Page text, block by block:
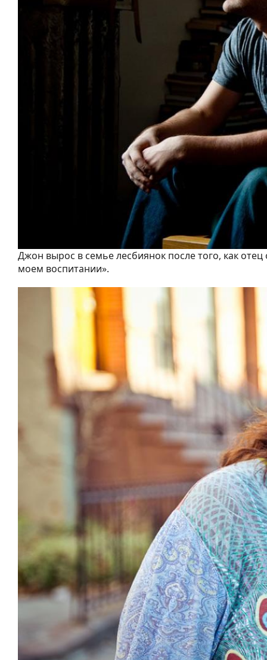
Джон вырос в семье лесбиянок после того, как
моем воспитании».